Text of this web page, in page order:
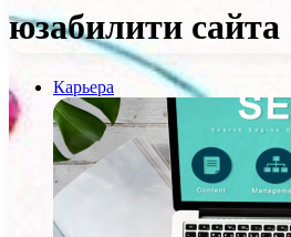
юзабилити сайта
Карьера